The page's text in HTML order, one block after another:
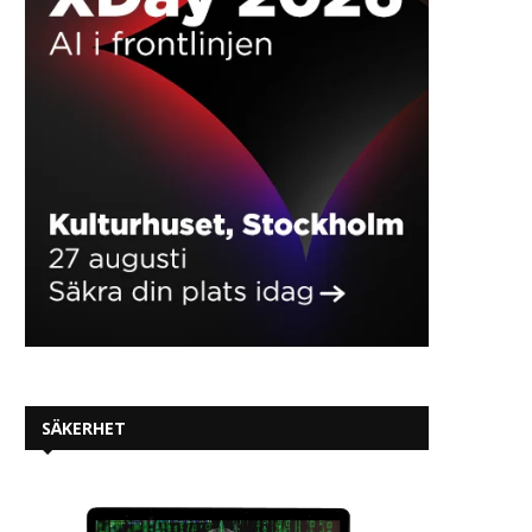
SÄKERHET